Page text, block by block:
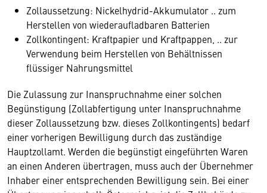
Zollaussetzung: Nickelhydrid-Akkumulator .. zum
Herstellen von wiederaufladbaren Batterien
Zollkontingent: Kraftpapier und Kraftpappen, .. zur
Verwendung beim Herstellen von Behältnissen
flüssiger Nahrungsmittel
Die Zulassung zur Inanspruchnahme einer solchen
Begünstigung (Zollabfertigung unter Inanspruchnahme
dieser Zollaussetzung bzw. dieses Zollkontingents) bedarf
einer vorherigen Bewilligung durch das zuständige
Hauptzollamt. Werden die begünstigt eingeführten Waren
an einen Anderen übertragen, muss auch der Übernehmer
Inhaber einer entsprechenden Bewilligung sein. Bei einer